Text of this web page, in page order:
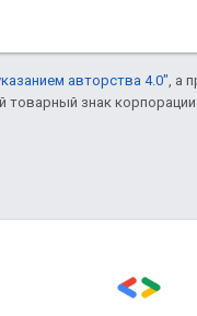
авторства 4.0" , а
товарный знак